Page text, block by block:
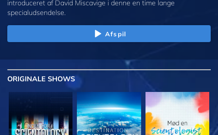
introduceret af David Miscavige i denne en time lange
specialudsendelse.
Afspil
ORIGINALE SHOWS